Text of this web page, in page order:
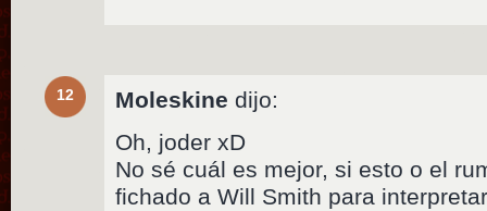
12 Moleskine dijo:
Oh, joder xD
No sé cuál es mejor, si esto o el
fichado a Will Smith para